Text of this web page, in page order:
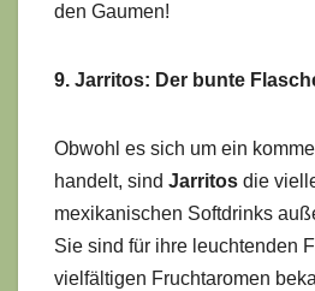
den Gaumen!
9. Jarritos: Der bunte
Obwohl es sich um ein
handelt, sind Jarritos die
mexikanischen Softdrinks
Sie sind für ihre leuchtenden
vielfältigen Fruchtaromen